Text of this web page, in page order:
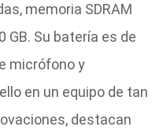
memoria SDRAM
GB. Su batería es de
micrófono y
en un equipo de tan
destacan